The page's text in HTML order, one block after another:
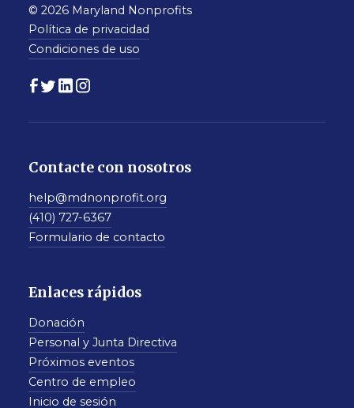
© 2026 Maryland Nonprofits
Política de privacidad
Condiciones de uso
Contacte con nosotros
help@mdnonprofit.org
(410) 727-6367
Formulario de contacto
Enlaces rápidos
Donación
Personal y Junta Directiva
Próximos eventos
Centro de empleo
Inicio de sesión